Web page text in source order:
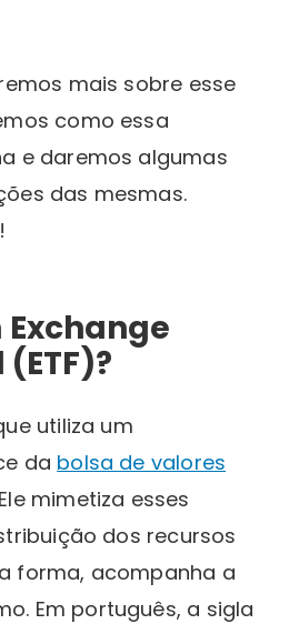
mais sobre esse
como essa
e daremos algumas
das mesmas.
Exchange
utiliza um
da bolsa de valores
mimetiza esses
dos recursos
forma, acompanha a
Em português, a sigla